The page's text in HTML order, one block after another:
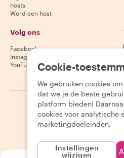
hosts
Word een host
Volg ons
Facebook
Instagram
YouTube
2026 Withlocals.com |
Cookie-
We gebruiken cookies
dat we je de beste
platform bieden!
cookies voor analytische
marketingdoeleinden.
Instellingen
wijzigen